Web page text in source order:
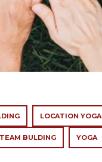
LOCATION YOGA
TEAM BULDING YOGA